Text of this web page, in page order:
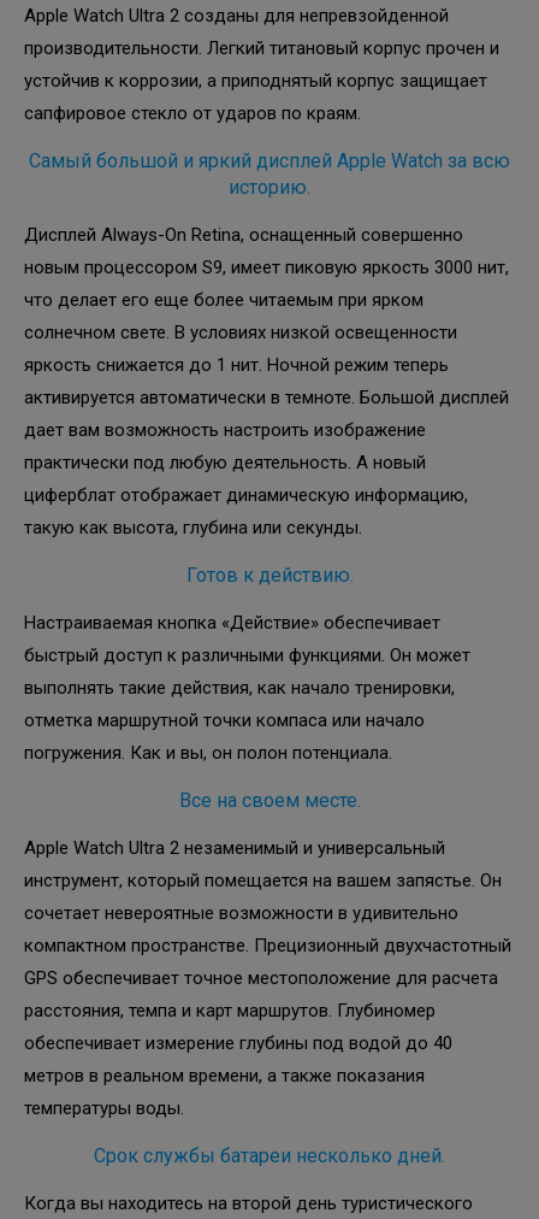
Apple Watch Ultra 2 созданы для непревзойденной
производительности. Легкий титановый корпус прочен и
устойчив к коррозии, а приподнятый корпус защищает
сапфировое стекло от ударов по краям.
Самый большой и яркий дисплей Apple Watch за всю
историю.
Дисплей Always-On Retina, оснащенный совершенно
новым процессором S9, имеет пиковую яркость 3000 нит,
что делает его еще более читаемым при ярком
солнечном свете. В условиях низкой освещенности
яркость снижается до 1 нит. Ночной режим теперь
активируется автоматически в темноте. Большой дисплей
дает вам возможность настроить изображение
практически под любую деятельность. А новый
циферблат отображает динамическую информацию,
такую как высота, глубина или секунды.
Готов к действию.
Настраиваемая кнопка «Действие» обеспечивает
быстрый доступ к различными функциями. Он может
выполнять такие действия, как начало тренировки,
отметка маршрутной точки компаса или начало
погружения. Как и вы, он полон потенциала.
Все на своем месте.
Apple Watch Ultra 2 незаменимый и универсальный
инструмент, который помещается на вашем запястье. Он
сочетает невероятные возможности в удивительно
компактном пространстве. Прецизионный двухчастотный
GPS обеспечивает точное местоположение для расчета
расстояния, темпа и карт маршрутов. Глубиномер
обеспечивает измерение глубины под водой до 40
метров в реальном времени, а также показания
температуры воды.
Срок службы батареи несколько дней.
Когда вы находитесь на второй день туристического